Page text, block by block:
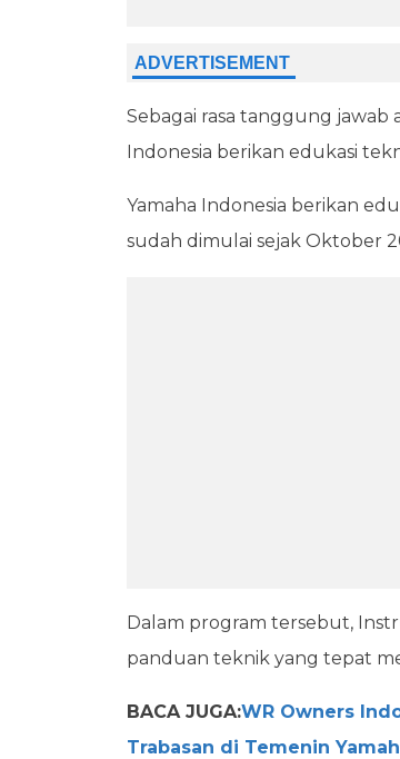
Sebagai rasa tanggung jawab
Indonesia berikan edukasi
Yamaha Indonesia berikan
sudah dimulai sejak Oktober
Dalam program tersebut,
panduan teknik yang tepat
BACA JUGA:WR Owners
Trabasan di Temenin